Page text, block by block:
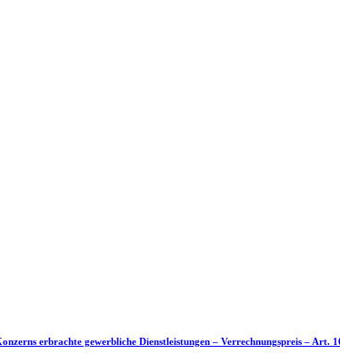
erbrachte gewerbliche Dienstleistungen – Verrechnungspreis – Art.